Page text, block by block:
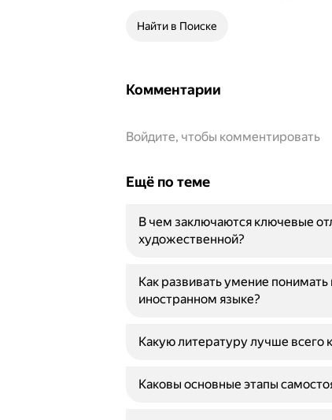
Найти в Поиске
Комментарии
Войдите, чтобы комментировать
Ещё по теме
В чем заключаются ключевые
художественной?
Как развивать умение
иностранном языке?
Какую литературу лучше всего
Каковы основные этапы